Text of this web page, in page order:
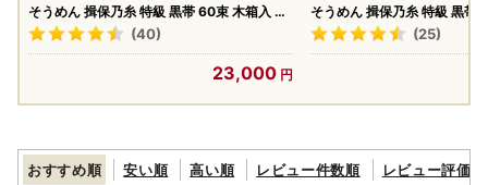
そうめん 揖保乃糸 特級 黒帯 60束 木箱入 そ
うめん
(40)
23,000
そうめん 揖保乃糸 特級 黒帯
うめん
(25)
おすすめ順 安い順 高い順 レビュー件数順 レビュー評価順